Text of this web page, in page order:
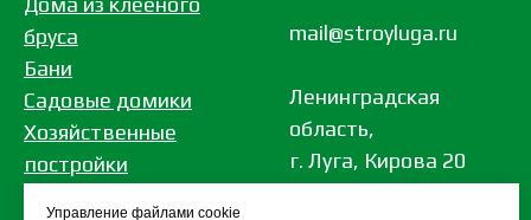
бруса
Бани
Садовые домики
Хозяйственные
постройки
mail@stroyluga.ru
Ленинградская
область,
г. Луга, Кирова 20
Управление файлами cookie